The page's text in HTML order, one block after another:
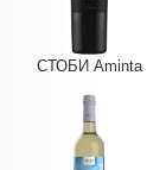
СТОБИ Aminta